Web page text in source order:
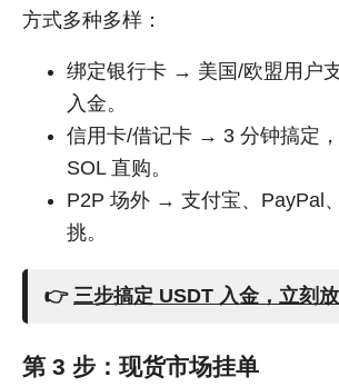
方式多种多样：
绑定银行卡 → 美国/欧盟用户
入金。
信用卡/借记卡 → 3 分钟搞定
SOL 直购。
P2P 场外 → 支付宝、PayPal
挑。
👉 三步搞定 USDT 入金，立刻
第 3 步：现货市场挂单